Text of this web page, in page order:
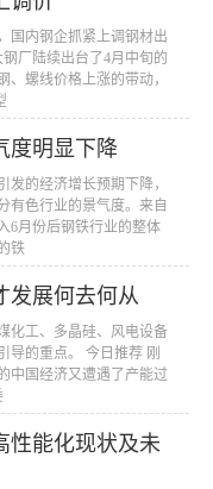
国内钢企抓紧上调钢材出
厂陆续出台了4月中旬的
、螺线价格上涨的带动，
度明显下降
发的经济增长预期下降，
有色行业的景气度。来自
6月份后钢铁行业的整体
铁
发展何去何从
化工、多晶硅、风电设备
导的重点。 今日推荐 刚
中国经济又遭遇了产能过
性能化现状及未